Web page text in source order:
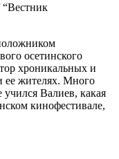
осетинского
хроникальных и
ее жителях. Много
Валиев, какая
кинофестивале,